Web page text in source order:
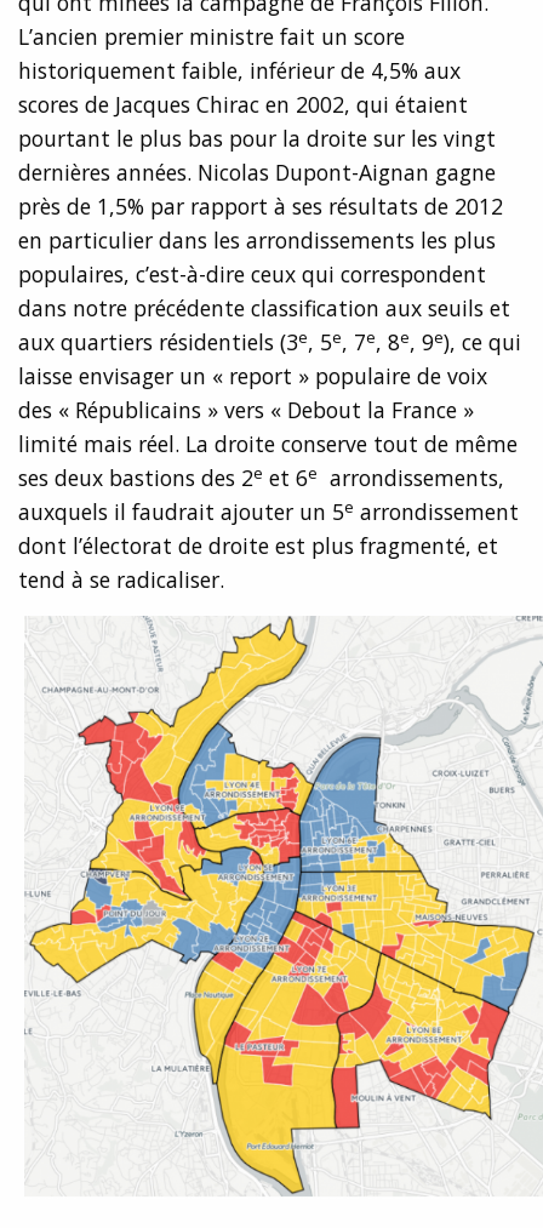
L’ancien premier ministre fait un score
historiquement faible, inférieur de 4,5% aux
scores de Jacques Chirac en 2002, qui étaient
pourtant le plus bas pour la droite sur les vingt
dernières années. Nicolas Dupont-Aignan gagne
près de 1,5% par rapport à ses résultats de 2012
en particulier dans les arrondissements les plus
populaires, c’est-à-dire ceux qui correspondent
dans notre précédente classification aux seuils et
aux quartiers résidentiels (3e, 5e, 7e, 8e, 9e), ce qui
laisse envisager un « report » populaire de voix
des « Républicains » vers « Debout la France »
limité mais réel. La droite conserve tout de même
ses deux bastions des 2e et 6e
arrondissements,
auxquels il faudrait ajouter un 5e arrondissement
dont l’électorat de droite est plus fragmenté, et
tend à se radicaliser.